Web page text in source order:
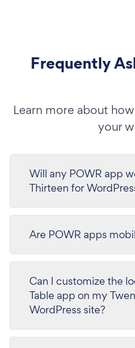
Frequently
Learn more about
your
Will any POWR app
Thirteen for
Are POWR apps
Can I customize the
Table app on my
WordPress site?